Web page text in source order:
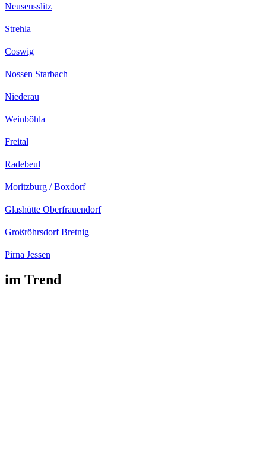
Neuseusslitz
Strehla
Coswig
Nossen Starbach
Niederau
Weinböhla
Freital
Radebeul
Moritzburg / Boxdorf
Glashütte Oberfrauendorf
Großröhrsdorf Bretnig
Pirna Jessen
im Trend